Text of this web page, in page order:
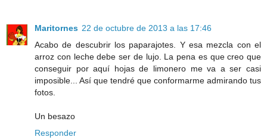
Maritornes 22 de octubre de 2013 a las 17:46
Acabo de descubrir los paparajotes. Y esa mezcla con el
arroz con leche debe ser de lujo. La pena es que creo que
conseguir por aquí hojas de limonero me va a ser casi
imposible... Así que tendré que conformarme admirando tus
fotos.
Un besazo
Responder